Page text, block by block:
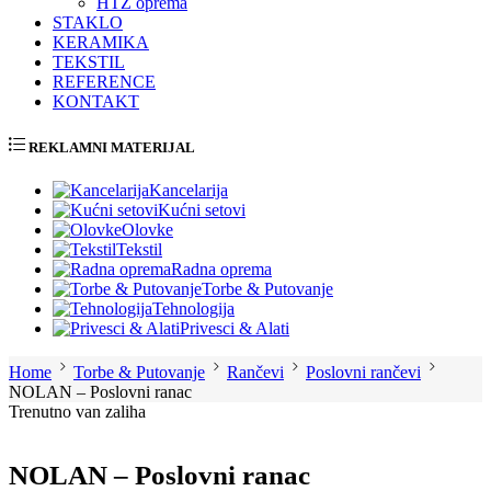
STAKLO
KERAMIKA
TEKSTIL
REFERENCE
KONTAKT
REKLAMNI MATERIJAL
Kancelarija
Kućni setovi
Olovke
Tekstil
Radna oprema
Torbe & Putovanje
Tehnologija
Privesci & Alati
Home Torbe & Putovanje Rančevi
Poslovni rančevi
NOLAN – Poslovni ranac
Trenutno van zaliha
NOLAN – Poslovni ranac